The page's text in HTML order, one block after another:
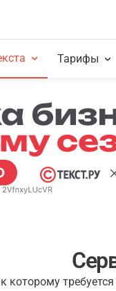
Тарифы
которому